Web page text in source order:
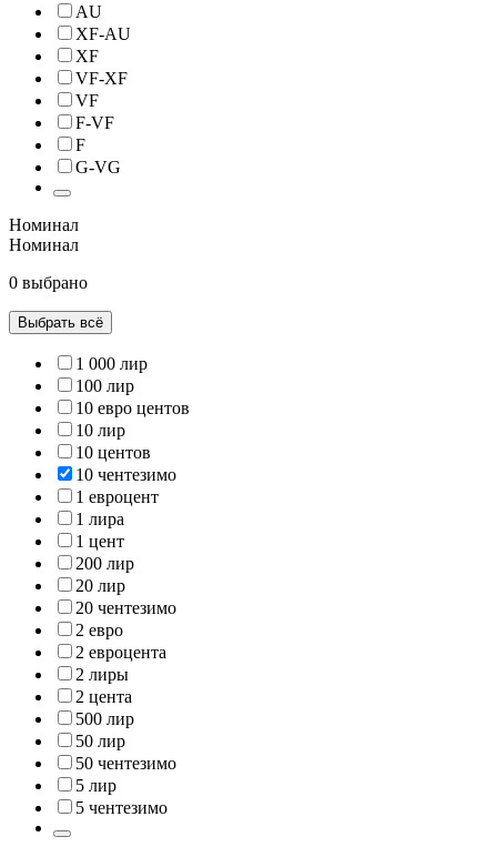
AU
XF-AU
XF
VF-XF
VF
F-VF
F
G-VG
Номинал
Номинал
0 выбрано
Выбрать всё
1 000 лир
100 лир
10 евро центов
10 лир
10 центов
10 чентезимо
1 евроцент
1 лира
1 цент
200 лир
20 лир
20 чентезимо
2 евро
2 евроцента
2 лиры
2 цента
500 лир
50 лир
50 чентезимо
5 лир
5 чентезимо